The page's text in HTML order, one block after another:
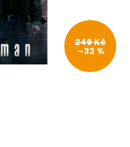
249 Kč
–32 %